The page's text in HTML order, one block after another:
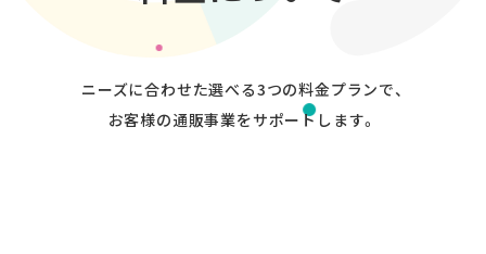
ニーズに合わせた選べる3つの料金プランで、
お客様の通販事業をサポートします。